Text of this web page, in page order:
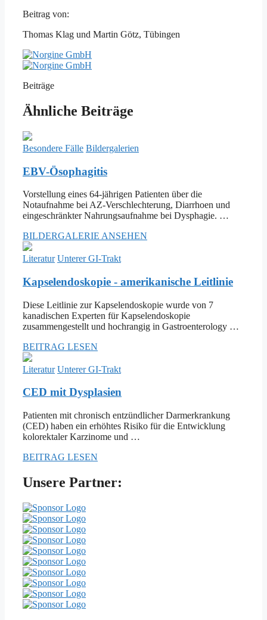
Beitrag von:
Thomas Klag und Martin Götz, Tübingen
Beiträge
Ähnliche Beiträge
Besondere Fälle Bildergalerien
EBV-Ösophagitis
Vorstellung eines 64-jährigen Patienten über die
Notaufnahme bei AZ-Verschlechterung, Diarrhoen und
eingeschränkter Nahrungsaufnahme bei Dysphagie. …
BILDERGALERIE ANSEHEN
Literatur Unterer GI-Trakt
Kapselendoskopie - amerikanische Leitlinie
Diese Leitlinie zur Kapselendoskopie wurde von 7
kanadischen Experten für Kapselendoskopie
zusammengestellt und hochrangig in Gastroenterology …
BEITRAG LESEN
Literatur Unterer GI-Trakt
CED mit Dysplasien
Patienten mit chronisch entzündlicher Darmerkrankung
(CED) haben ein erhöhtes Risiko für die Entwicklung
kolorektaler Karzinome und …
BEITRAG LESEN
Unsere Partner: